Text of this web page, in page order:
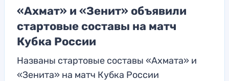
«Ахмат» и «Зенит» объявили
стартовые составы на матч
Кубка России
Названы стартовые составы «Ахмата» и
«Зенита» на матч Кубка России